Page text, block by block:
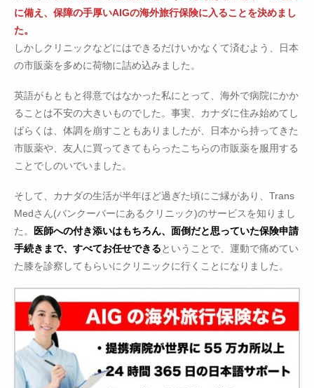
に備え、保障の手厚いAIGの海外旅行保険に入ることを決めまし
た。
しかしクリニックなどにはできるだけいかなくて済むよう、日本
の市販薬を多めに荷物に詰め込みました。
英語がもともと得意ではなかった私にとって、海外で病院にかか
ることは不安の大きいものでした。事実、カナダに住み始めてし
ばらくは、体調を崩すこともありましたが、日本から持ってきた
市販薬や、友人に買ってきてもらったこちらの市販薬を服用する
ことでしのいでいました。
そして、カナダの生活が半年ほど過ぎた頃にご縁があり、Trans
Medさん(バンクーバーにあるクリニック)のサービスを知りまし
た。 医師への付き添いはもちろん、面倒だと思っていた保険申請
手続きまで、すべてお任せできるということで、運動で痛めてい
た膝を診察してもらいにクリニックに行くことになりました。